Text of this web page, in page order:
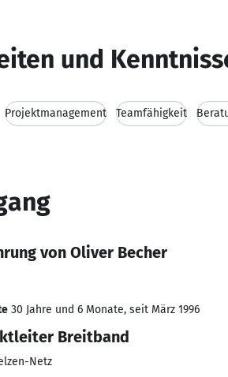
und
Projektmanagement Teamfähigkeit
von Oliver Becher
30 Jahre und 6 Monate, seit März 1996
Breitband
Netz